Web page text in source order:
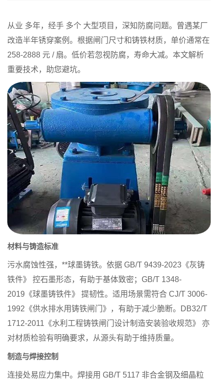
从业 多年，经手 多个 大型项目，深知防腐问题。曾遇某厂
改造半年锈穿案例。根据闸门尺寸和铸铁材质，单价通常在
258-2888 元 / 扇。低价若忽视防腐，寿命大减。本文解析
重要技术，助您避坑。
材料与铸造标准
污水腐蚀性强，**球墨铸铁。依据 GB/T 9439-2023《灰铸
铁件》
控石墨形态，有助于基体致密； GB/T 1348-
2019《球墨铸铁件》
提韧性。适用场景需符合 CJ/T 3006-
1992《供水排水用铸铁闸门》
，有助于减少脆断。
DB32/T
1712-2011《水利工程铸铁闸门设计制造安装验收规范》
亦
对材质检验有明确要求，从源头有助于维持质量。
制造与焊接控制
连接处易应力集中。焊接用 GB/T 5117 非合金钢及细晶粒